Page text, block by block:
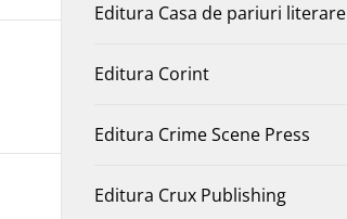
Editura Casa de pariuri literare
Editura Corint
Editura Crime Scene Press
Editura Crux Publishing